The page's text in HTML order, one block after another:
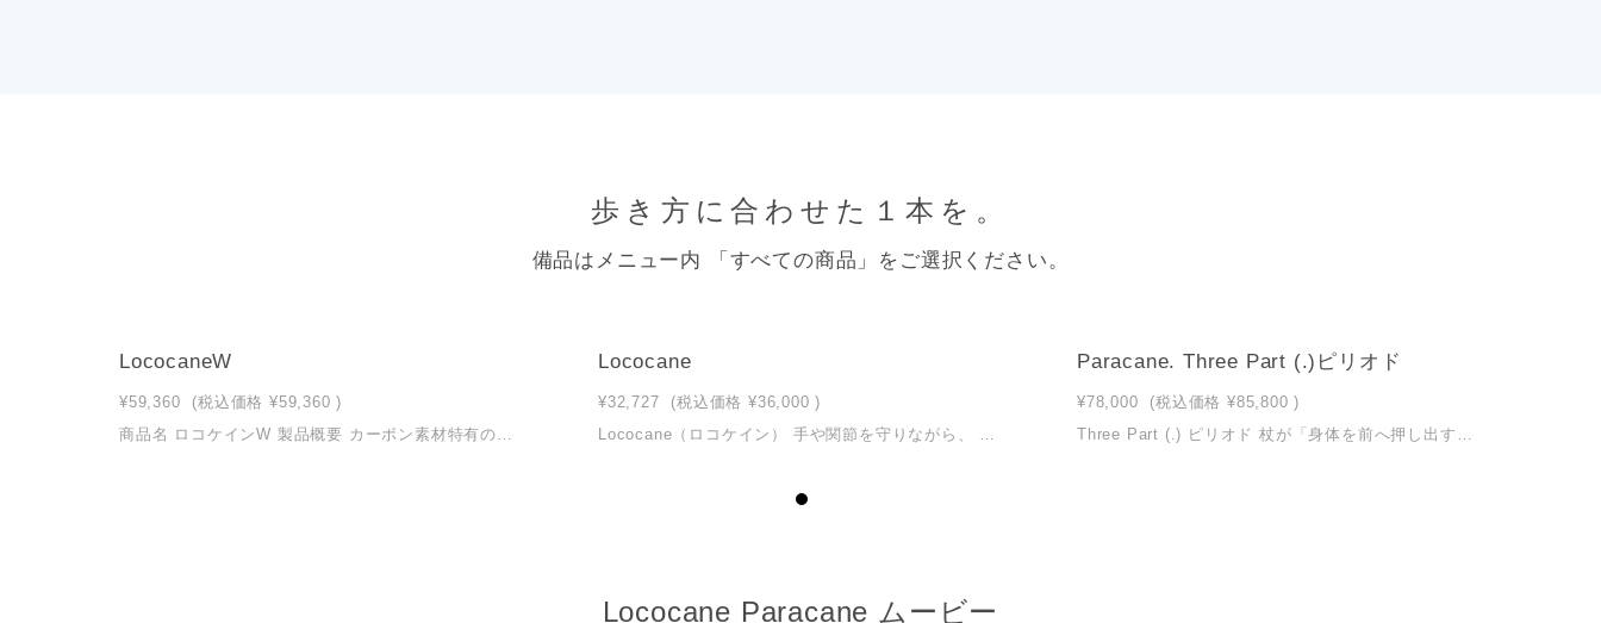
歩き方に合わせた１本を。
備品はメニュー内 「すべての商品」をご選択ください。
LococaneW
¥59,360 (税込価格 ¥59,360 )
商品名 ロコケインW 製品概要 カーボン素材特有のしなりを活かした、「体にやさしい4点杖」です。しなやかな弾性と手に フィットする握り心地により、歩行時の衝撃をおだやかにします。ひざや手への負担に配慮し、 「ここちよさ」と「しなやかな歩行サポート」を実現しました。脚部には安定性の高い4点支持型 設計を採用し、安心感のある使用感を提供します。 サイズ（長さ・ベース）： ロングサイズ 長さ800-900mm(20mm間隔にて調整可能）ベース横幅125mm、縦幅105mm ショートサイズ 長さ700-800mm(20mm間隔にて調整可能）ベース横幅125mm、縦幅105mm 重量 ロングサイズ 520g ショートサイズ 500g 材質 本体 CFRP、アルミニウム グリップ・杖底ゴム TPE ベース脚部 ガラス繊維強化ポリプロピレン 最大使用者体重 100kg 折りたたみ可否 不可 使用上の注意 杖本来の用途に沿った使い方をお願いいたします。誤った使い方（上下逆さに持つ、横向きに使 うなど）による故障などに関しては一切の責任を負いかねます。 その他ご注意 介護保険 福祉用具貸与対象（歩行補助つえ）です。 システム上「税込み」で表示されますが、当商品は非課税59,360円です。 介護保険適用（自己負担額1〜3割）にてご購入を希望される場合は、こちらのページにて詳細をご確認ください。 ロコケインW（ワイド）詳細ページ 自費購入を希望される方はこのページにてご購入いただけます。
Lococane
¥32,727 (税込価格 ¥36,000 )
Lococane（ロコケイン） 手や関節を守りながら、 姿勢よく歩くために考えられたカーボン杖 この杖を使い始めるタイミングで迷っている方へ 理学療法士がご相談をお受けします。 0567-55-8253（平日10:00-17:00） ※ 今すぐ購入しなくても大丈夫です。 状況をお伺いしたうえでご案内します。 ☎ 電話で相談する この杖を、そろそろ始めようと思っている方へ 最後は、ご自身の感覚でお選びください。 サイズ・モデル交換は1回まで対応しています。 ご不安がある場合は、 10日間お試しはこちら この杖を使い始めるタイミングで迷っている方へ 土日祝は電話相談ができません。 その代わり、 ご自宅で10日間じっくり試せます。 ※土日祝申込分は500円OFF 平日は3,300円税込 10日間お試しを申し込む ※お試し申込後、平日に順次ご連絡します。 文章での相談はLINEでも受け付けています。 LINEで相談する ※ご相談の結果、今回は購入を見送られる方もいらっしゃいます。 こんな方におすすめです お膝や股関節に不安を感じている方 姿勢を意識して、安定して歩きたい方 最近ふらつきがあり、転倒が心配な方 長時間杖を使うと、腕や手が疲れる方 杖に頼りすぎて、手の痛みやしびれを感じたことがある方 ロコケインの特長 ロコケインは、杖が「たわむ」ことで接地時の衝撃をやわらげ、 手や足の関節への負担を軽減します。 また、このたわみが自然な反発力を生み、 歩く姿勢を整えながら前に進む感覚をサポートします。 仕様 グリップ：ラバー素材（ブラック） 杖ホルダー：エラストマー素材（ブラック） 高さ調整シャフト：ブラック（アルマイト仕上げ） サイズ ショートサイズ（70〜80cm）身長目安：140〜160cm ロングサイズ（80〜90cm）身長目安：160〜180cm サイズ交換は1回まで対応いたします（到着後1週間以内）。 160cm前後の方はロングサイズ推奨です。 サイズに迷われた場合も、お電話でご相談ください。 カラー ブラック 付属品 杖ゴム1個（装着済み） 落下防止用ストラップ1個（装着済み） 説明書兼保証書 発送 送料無料・通常1〜2週間以内に発送 ＊万一不良や破損があった場合は、速やかに交換・返品を承ります。 お客様都合による返品・交換はご遠慮ください。 お支払い クレジットカード払い・代引き 分割払いをご希望の方は、 楽天市場（シュポーン公式ショップ） にて対応しております。 ▶︎ もっと詳しい説明はこちら
Paracane. Three Part (.)ピリオド
¥78,000 (税込価格 ¥85,800 )
Three Part (.) ピリオド 杖が「身体を前へ押し出す」。 推進力をサポートする、最も機能的なカーボン杖 この杖がご自身に合うか、迷われている方へ 理学療法士がご相談をお受けします。 0567-55-8253（平日10:00-17:00） ☎ 電話で相談する ※ 無理にご購入いただく必要はありません。 歩き方・体の状態を伺ったうえでご案内します。 この杖を、そろそろ始めようと思っている方へ 最後は、ご自身の感覚でお選びください。 サイズ・モデル交換は1回まで対応しています。 ご不安がある場合は、 10日間お試しはこちら この杖がご自身に合うか、迷われている方へ 土日祝は電話相談ができません。 その代わり、 ご自宅で10日間じっくり試せます。 ※土日祝申込分は500円OFF 平日は3,300円税込 10日間お試しを申し込む ※お試し申込後、平日に順次ご連絡します。 文章での相談はLINEでも受け付けています。 LINEで相談する ※ご相談の結果、今回は購入を見送られる方もいらっしゃいます。 こんな方におすすめです 杖で体を「支える」だけでなく、前に進みたい方 歩幅が小さくなり、スムーズに足が出にくい方 姿勢を崩さず、安定したリズムで歩きたい方 リハビリ後も、機能的な杖を使い続けたい方 シュポーンの中で、最も機能性の高い杖を選びたい方 Three Part (.) ピリオドの特長 Three Part (.) ピリオドは、 杖に体重を預けるための道具ではなく、 身体を前へ進めるための道具として設計されています。 カーボンシャフトのしなりが、 接地から離地にかけて自然な反発力を生み出し、 次の一歩をスムーズに導きます。 この「推進力サポート」の考え方は、 多くの臨床現場・研究知見をもとに設計され、 シュポーンの杖の中でも最もエビデンスのある構造です。 また、グッドデザイン賞を受賞した「Model.Three Part」をベースに、 課題であった高さ調整ができない点を改善。 日常生活で使いやすい完成形として仕上げています。 仕様 推進力を生むカーボンシャフト構造 グリップ：左右兼用ラバーグリップ 杖ホルダー：標準搭載 高さ調整シャフト：ブラック（アルマイト仕上げ） 付属品 ・杖ゴム（装着済） ・落下防止ストラップ ・説明書権保証書 サイズ ショートサイズ（70〜80cm）身長目安：140〜160cm ロングサイズ（80〜90cm）身長目安：160〜180cm サイズ交換は1回まで対応いたします（到着後1週間以内）。 160cm前後の方はロングサイズ推奨です。 カラー ブラック（アルマイト仕上げ） 発送 送料無料・通常1〜2週間以内に発送 ▶︎ 推進力の考え方を詳しく見る
Lococane Paracane ムービー